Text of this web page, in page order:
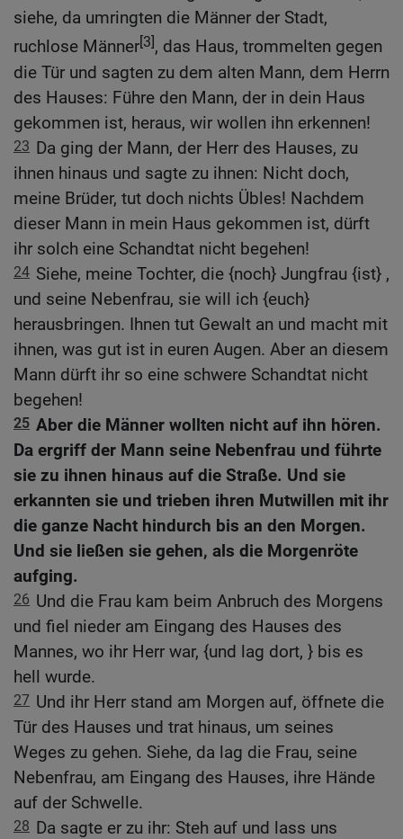
siehe, da umringten die Männer der Stadt,
ruchlose Männer[3], das Haus, trommelten gegen
die Tür und sagten zu dem alten Mann, dem Herrn
des Hauses: Führe den Mann, der in dein Haus
gekommen ist, heraus, wir wollen ihn erkennen!
23 Da ging der Mann, der Herr des Hauses, zu
ihnen hinaus und sagte zu ihnen: Nicht doch,
meine Brüder, tut doch nichts Übles! Nachdem
dieser Mann in mein Haus gekommen ist, dürft
ihr solch eine Schandtat nicht begehen!
24 Siehe, meine Tochter, die {noch} Jungfrau {ist} ,
und seine Nebenfrau, sie will ich {euch}
herausbringen. Ihnen tut Gewalt an und macht mit
ihnen, was gut ist in euren Augen. Aber an diesem
Mann dürft ihr so eine schwere Schandtat nicht
begehen!
25 Aber die Männer wollten nicht auf ihn hören.
Da ergriff der Mann seine Nebenfrau und führte
sie zu ihnen hinaus auf die Straße. Und sie
erkannten sie und trieben ihren Mutwillen mit ihr
die ganze Nacht hindurch bis an den Morgen.
Und sie ließen sie gehen, als die Morgenröte
aufging.
26 Und die Frau kam beim Anbruch des Morgens
und fiel nieder am Eingang des Hauses des
Mannes, wo ihr Herr war, {und lag dort, } bis es
hell wurde.
27 Und ihr Herr stand am Morgen auf, öffnete die
Tür des Hauses und trat hinaus, um seines
Weges zu gehen. Siehe, da lag die Frau, seine
Nebenfrau, am Eingang des Hauses, ihre Hände
auf der Schwelle.
28 Da sagte er zu ihr: Steh auf und lass uns